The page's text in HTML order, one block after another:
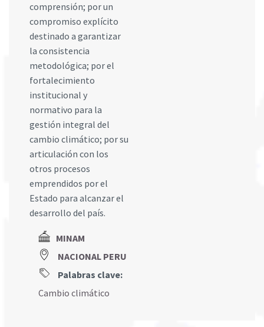
comprensión; por un
compromiso explícito
destinado a garantizar
la consistencia
metodológica; por el
fortalecimiento
institucional y
normativo para la
gestión integral del
cambio climático; por su
articulación con los
otros procesos
emprendidos por el
Estado para alcanzar el
desarrollo del país.
MINAM
NACIONAL PERU
Palabras clave:
Cambio climático